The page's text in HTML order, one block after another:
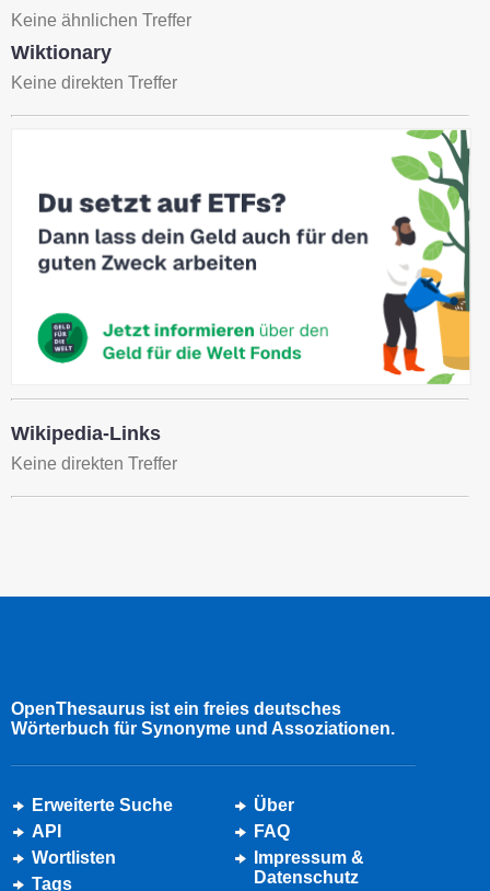
Keine ähnlichen Treffer
Wiktionary
Keine direkten Treffer
Wikipedia-Links
Keine direkten Treffer
OpenThesaurus ist ein freies deutsches
Wörterbuch für Synonyme und Assoziationen.
Erweiterte Suche
API
Wortlisten
Tags
Über
FAQ
Impressum &
Datenschutz